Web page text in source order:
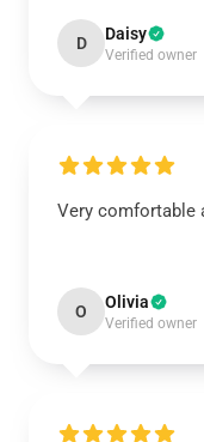
D Daisy
Verified owner
Very comfortable
O Olivia
Verified owner